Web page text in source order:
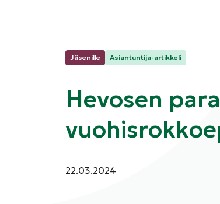
Kategoriat:
Jäsenille Asiantuntija-artikkeli
Hevosen
Julkaistu:
22.03.2024